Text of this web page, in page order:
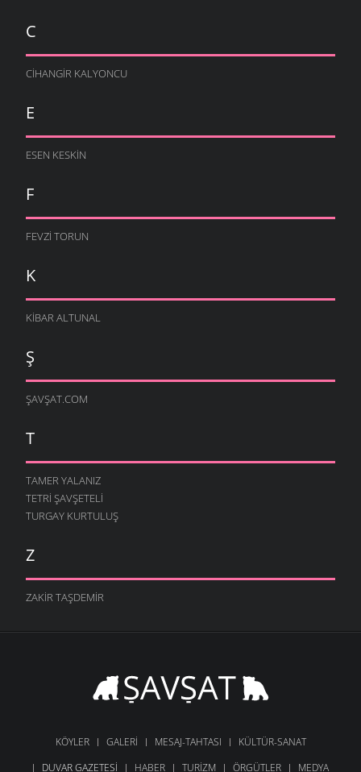
C
CIHANGIR KALYONCU
E
ESEN KESKIN
F
FEVZI TORUN
K
KIBAR ALTUNAL
Ş
ŞAVŞAT.COM
T
TAMER YALANIZ
TETRI ŞAVŞETELI
TURGAY KURTULUŞ
Z
ZAKIR TAŞDEMIR
KÖYLER GALERI MESAJ-TAHTASI
KÜLTÜR-SANAT
DUVAR GAZETESI
HABER TURIZM ÖRGÜTLER MEDYA